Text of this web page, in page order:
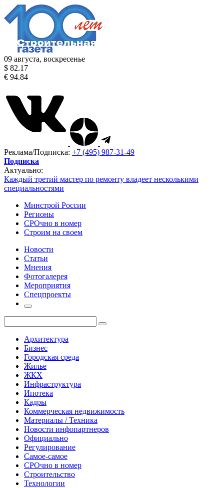
09 августа, воскресенье
$ 82.17
€ 94.84
Реклама/Подписка: +7 (495) 987-31-49
Подписка
Актуально:
Каждый третий мастер по ремонту владеет несколькими
специальностями
Минстрой России
Регионы
СРОчно в номер
Строим на своем
Новости
Статьи
Мнения
Фотогалерея
Мероприятия
Спецпроекты
Архитектура
Бизнес
Городская среда
Жилье
ЖКХ
Инфраструктура
Ипотека
Кадры
Коммерческая недвижимость
Материалы / Техника
Новости инфопартнеров
Официально
Регулирование
Самое-самое
СРОчно в номер
Строительство
Технологии